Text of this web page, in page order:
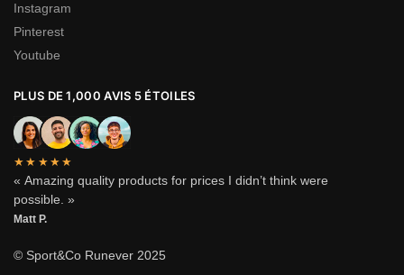
Instagram
Pinterest
Youtube
PLUS DE 1,000 AVIS 5 ÉTOILES
★★★★★
« Amazing quality products for prices I didn’t think were
possible. »
Matt P.
© Sport&Co Runever 2025